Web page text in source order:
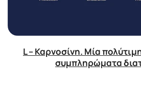
L – Καρνοσίνη. Μία
συμπληρώματα